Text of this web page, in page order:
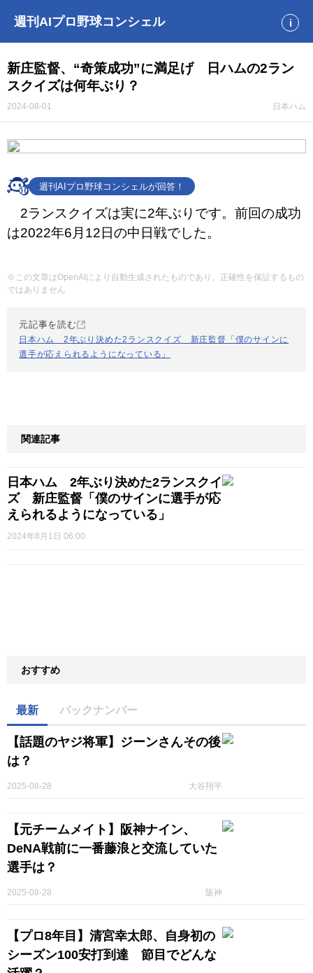
週刊AIプロ野球コンシェル i
新庄監督、“奇策成功”に満足げ 日ハムの2ラン
スクイズは何年ぶり？
2024-08-01 日本ハム
週刊AIプロ野球コンシェルが回答！
2ランスクイズは実に2年ぶりです。前回の成功
は2022年6月12日の中日戦でした。
※この文章はOpenAIにより自動生成されたものであり、正確性を保証するもの
ではありません
元記事を読む
日本ハム 2年ぶり決めた2ランスクイズ 新庄監督「僕のサインに
選手が応えられるようになっている」
関連記事
日本ハム 2年ぶり決めた2ランスクイ
ズ 新庄監督「僕のサインに選手が応
えられるようになっている」
2024年8月1日 06:00
おすすめ
最新 バックナンバー
【話題のヤジ将軍】ジーンさんその後
は？
大谷翔平
2025-08-28
【元チームメイト】阪神ナイン、
DeNA戦前に一番藤浪と交流していた
選手は？
阪神
2025-08-28
【プロ8年目】清宮幸太郎、自身初の
シーズン100安打到達 節目でどんな